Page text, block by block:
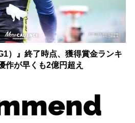
）』終了時点、獲得賞金ランキ
作が早くも2億円超え